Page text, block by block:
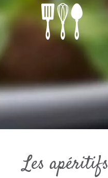
Les apéritifs